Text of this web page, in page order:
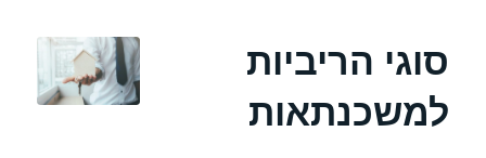
סוגי הריביות
למשכנתאות